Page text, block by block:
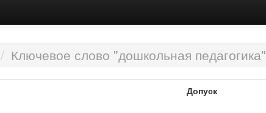
/ Ключевое слово "дошкольная педагогика"
Допуск